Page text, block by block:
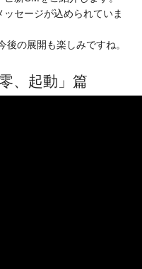
セージが込められていま
の展開も楽しみですね。
、起動」篇